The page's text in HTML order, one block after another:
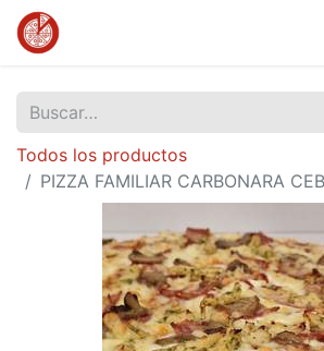
Todos los productos
PIZZA FAMILIAR CARBONARA